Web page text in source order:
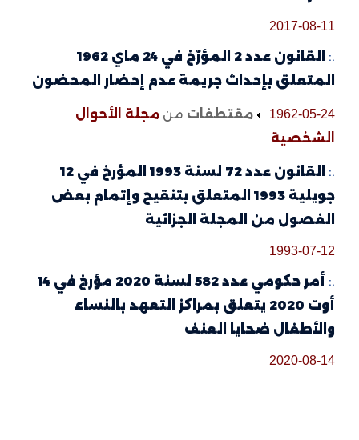
2017-08-11
القانون عدد 2 المؤرّخ في 24 ماي 1962
المتعلق بإحداث جريمة عدم إحضار المحضون
1962-05-24 مقتطفات من مجلة الأحوال
الشخصية
القانون عدد 72 لسنة 1993 المؤرخ في 12
جويلية 1993 المتعلق بتنقيح وإتمام بعض
الفصول من المجلة الجزائية
1993-07-12
أمر حكومي عدد 582 لسنة 2020 مؤرخ في 14
أوت 2020 يتعلق بمراكز التعهد بالنساء
والأطفال ضحايا العنف
2020-08-14